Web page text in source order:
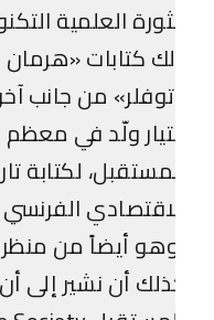
العلمية
كتابات «هرمان
من جانب آخر.
ولّد في معظم
لكتابة
أيضاً من منظري
أن نشير إلى أن